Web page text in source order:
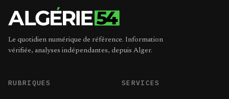
Le quotidien numérique de référence. Information
vérifiée, analyses indépendantes, depuis Alger.
RUBRIQUES SERVICES